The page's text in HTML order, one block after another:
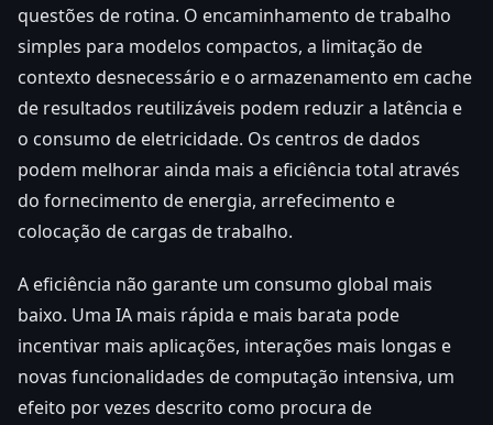
questões de rotina. O encaminhamento de trabalho
simples para modelos compactos, a limitação de
contexto desnecessário e o armazenamento em cache
de resultados reutilizáveis podem reduzir a latência e
o consumo de eletricidade. Os centros de dados
podem melhorar ainda mais a eficiência total através
do fornecimento de energia, arrefecimento e
colocação de cargas de trabalho.
A eficiência não garante um consumo global mais
baixo. Uma IA mais rápida e mais barata pode
incentivar mais aplicações, interações mais longas e
novas funcionalidades de computação intensiva, um
efeito por vezes descrito como procura de